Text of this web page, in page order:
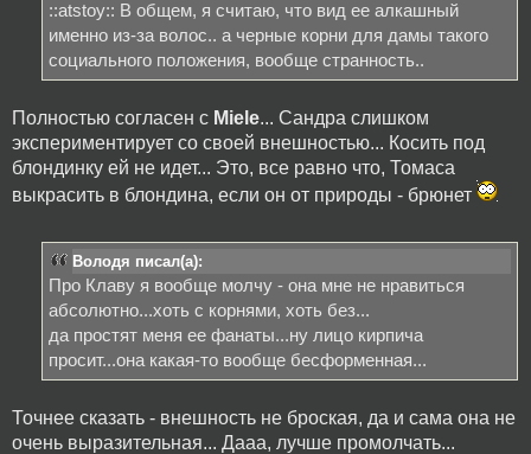
::atstoy:: В общем, я считаю, что вид ее алкашный
именно из-за волос.. а черные корни для дамы такого
социального положения, вообще странность..
Полностью согласен с Miele... Сандра слишком
экспериментирует со своей внешностью... Косить под
блондинку ей не идет... Это, все равно что, Томаса
выкрасить в блондина, если он от природы - брюнет
Володя писал(а):
Про Клаву я вообще молчу - она мне не нравиться
абсолютно...хоть с корнями, хоть без...
да простят меня ее фанаты...ну лицо кирпича
просит...она какая-то вообще бесформенная...
Точнее сказать - внешность не броская, да и сама она не
очень выразительная... Дааа, лучше промолчать...